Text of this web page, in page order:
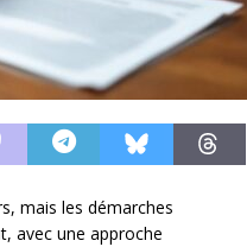
mais les démarches
avec une approche